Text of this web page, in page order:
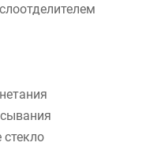
стекло